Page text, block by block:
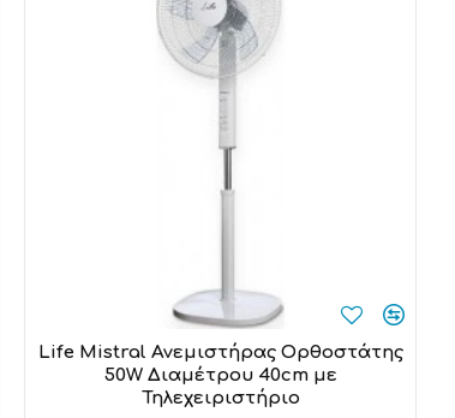
Life Mistral Ανεμιστήρας Ορθοστάτης
50W Διαμέτρου 40cm με
Τηλεχειριστήριο